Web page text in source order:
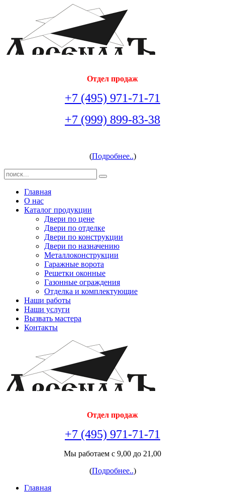
Отдел продаж
+7 (495) 971-71-71
+7 (999) 899-83-38
(Подробнее..)
Главная
О нас
Каталог продукции
Двери по цене
Двери по отделке
Двери по конструкции
Двери по назначению
Металлоконструкции
Гаражные ворота
Решетки оконные
Газонные ограждения
Отделка и комплектующие
Наши работы
Наши услуги
Вызвать мастера
Контакты
Отдел продаж
+7 (495) 971-71-71
Мы работаем с 9,00 до 21,00
(Подробнее..)
Главная